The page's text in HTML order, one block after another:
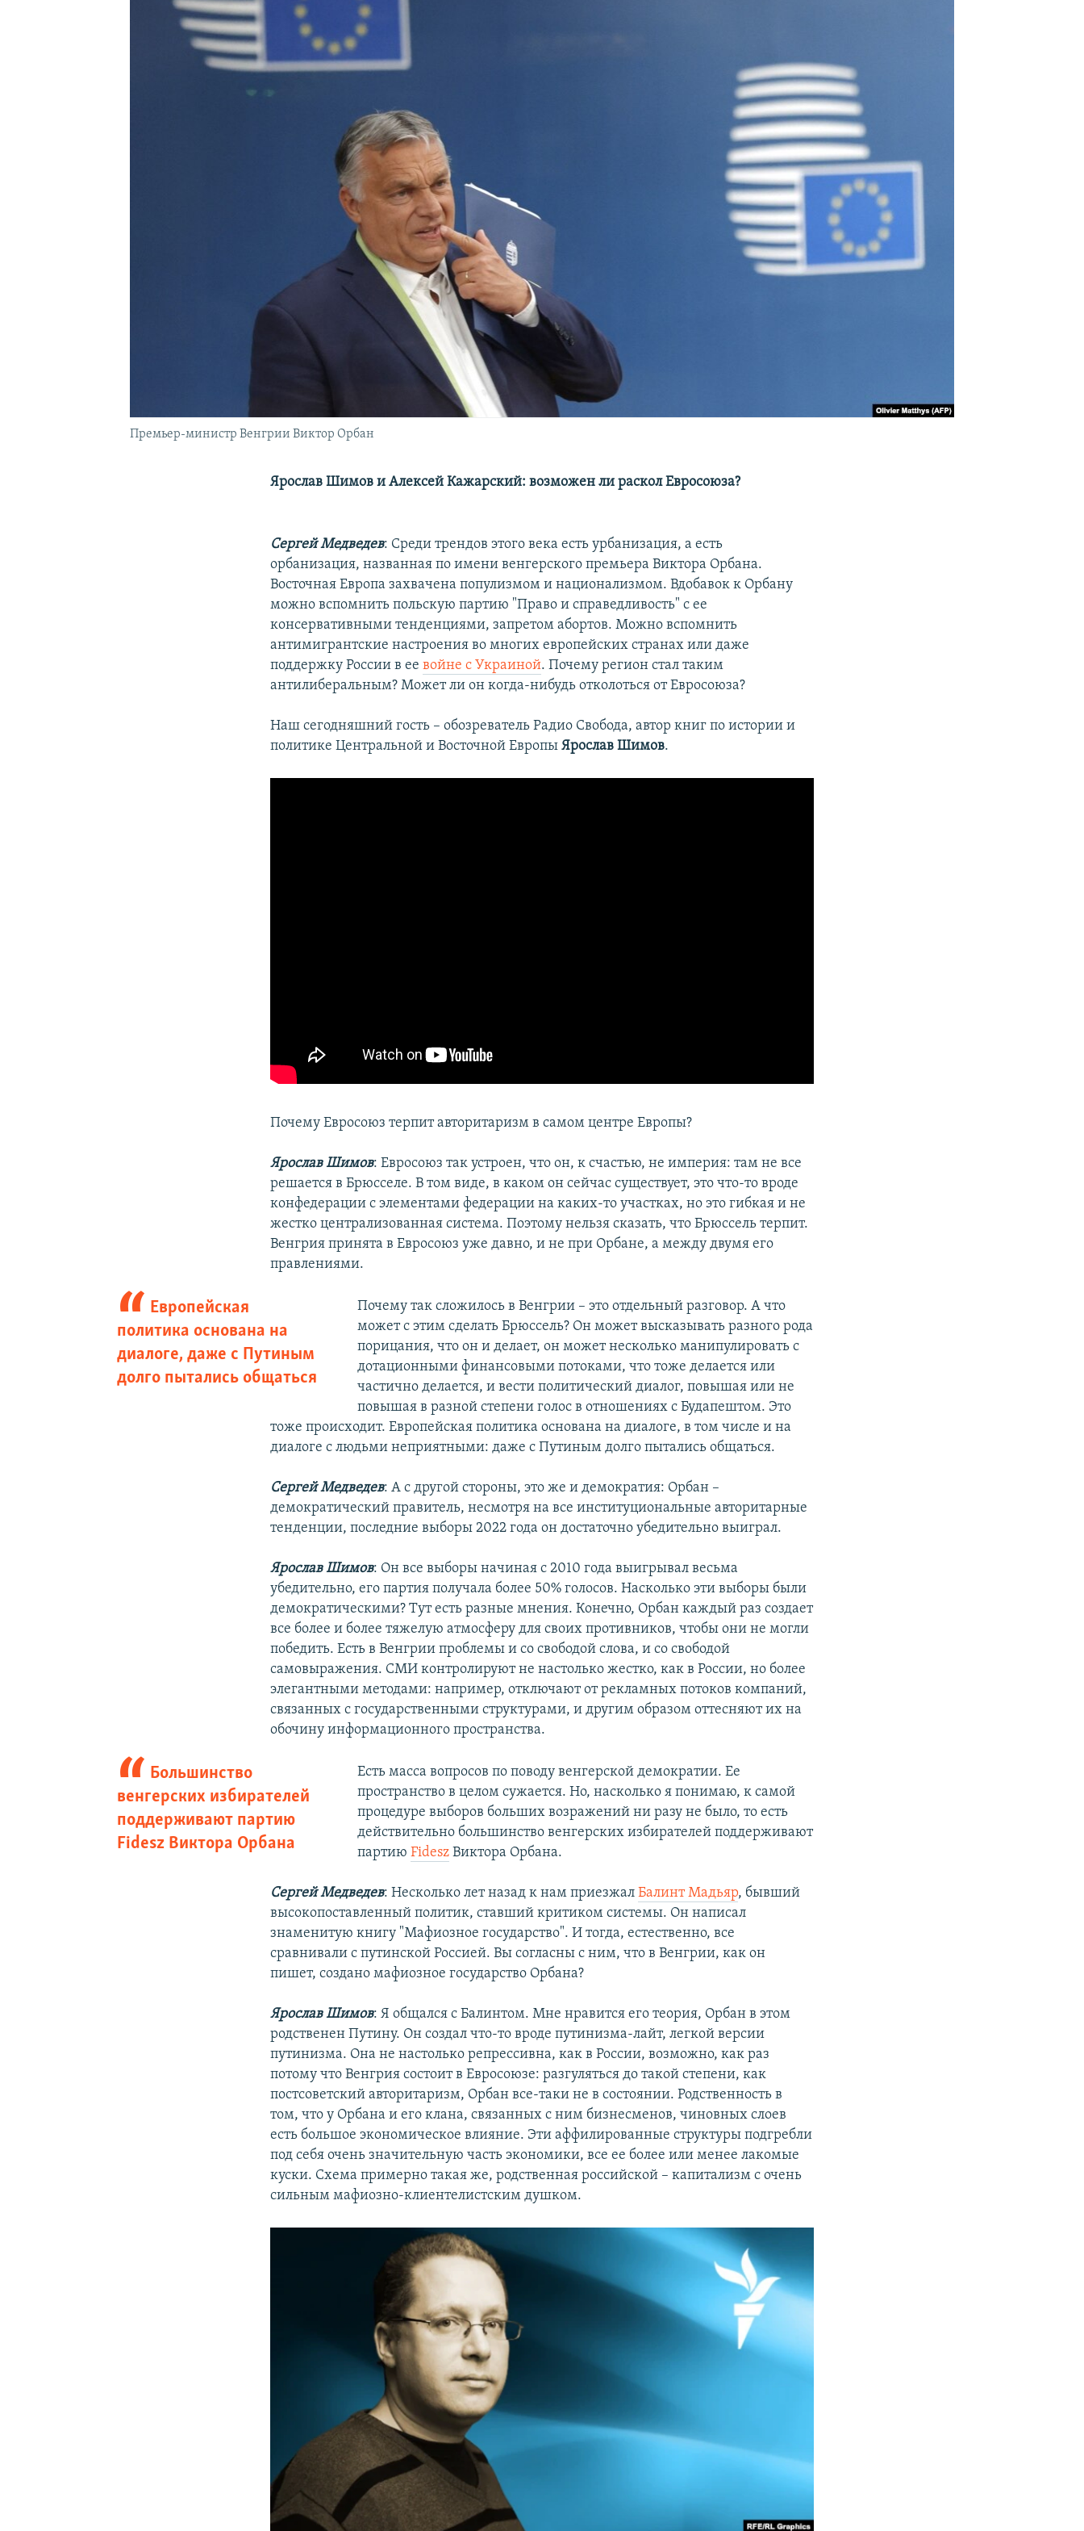
ПОДПИШИТЕСЬ НА РАССЫЛКУ
Премьер-министр Венгрии Виктор Орбан
Ярослав Шимов и Алексей Кажарский: возможен ли раскол Евросоюза?
Сергей Медведев: Среди трендов этого века есть урбанизация, а есть
орбанизация, названная по имени венгерского премьера Виктора Орбана.
Восточная Европа захвачена популизмом и национализмом. Вдобавок к Орбану
можно вспомнить польскую партию "Право и справедливость" с ее
консервативными тенденциями, запретом абортов. Можно вспомнить
антимигрантские настроения во многих европейских странах или даже
поддержку России в еевойне с Украиной. Почему регион стал таким
антилиберальным? Может ли он когда-нибудь отколоться от Евросоюза?
Наш сегодняшний гость – обозреватель Радио Свобода, автор книг по истории и
политике Центральной и Восточной ЕвропыЯрослав Шимов.
Почему Евросоюз терпит авторитаризм в самом центре Европы?
Ярослав Шимов: Евросоюз так устроен, что он, к счастью, не империя: там не все
решается в Брюсселе. В том виде, в каком он сейчас существует, это что-то вроде
конфедерации с элементами федерации на каких-то участках, но это гибкая и не
жестко централизованная система. Поэтому нельзя сказать, что Брюссель терпит.
Венгрия принята в Евросоюз уже давно, и не при Орбане, а между двумя его
правлениями.
Европейская
политика основана на
диалоге, даже с Путиным
долго пытались общаться
Почему так сложилось в Венгрии – это отдельный разговор. А что
может с этим сделать Брюссель? Он может высказывать разного рода
порицания, что он и делает, он может несколько манипулировать с
дотационными финансовыми потоками, что тоже делается или
частично делается, и вести политический диалог, повышая или не
повышая в разной степени голос в отношениях с Будапештом. Это
тоже происходит. Европейская политика основана на диалоге, в том числе и на
диалоге с людьми неприятными: даже с Путиным долго пытались общаться.
Сергей Медведев: А с другой стороны, это же и демократия: Орбан –
демократический правитель, несмотря на все институциональные авторитарные
тенденции, последние выборы 2022 года он достаточно убедительно выиграл.
Ярослав Шимов: Он все выборы начиная с 2010 года выигрывал весьма
убедительно, его партия получала более 50% голосов. Насколько эти выборы были
демократическими? Тут есть разные мнения. Конечно, Орбан каждый раз создает
все более и более тяжелую атмосферу для своих противников, чтобы они не могли
победить. Есть в Венгрии проблемы и со свободой слова, и со свободой
самовыражения. СМИ контролируют не настолько жестко, как в России, но более
элегантными методами: например, отключают от рекламных потоков компаний,
связанных с государственными структурами, и другим образом оттесняют их на
обочину информационного пространства.
Большинство
венгерских избирателей
поддерживают партию
Fidesz Виктора Орбана
Есть масса вопросов по поводу венгерской демократии. Ее
пространство в целом сужается. Но, насколько я понимаю, к самой
процедуре выборов больших возражений ни разу не было, то есть
действительно большинство венгерских избирателей поддерживают
партию FideszВиктора Орбана.
Сергей Медведев: Несколько лет назад к нам приезжалБалинт Мадьяр, бывший
высокопоставленный политик, ставший критиком системы. Он написал
знаменитую книгу "Мафиозное государство". И тогда, естественно, все
сравнивали с путинской Россией. Вы согласны с ним, что в Венгрии, как он
пишет, создано мафиозное государство Орбана?
Ярослав Шимов: Я общался с Балинтом. Мне нравится его теория, Орбан в этом
родственен Путину. Он создал что-то вроде путинизма-лайт, легкой версии
путинизма. Она не настолько репрессивна, как в России, возможно, как раз
потому что Венгрия состоит в Евросоюзе: разгуляться до такой степени, как
постсоветский авторитаризм, Орбан все-таки не в состоянии. Родственность в
том, что у Орбана и его клана, связанных с ним бизнесменов, чиновных слоев
есть большое экономическое влияние. Эти аффилированные структуры подгребли
под себя очень значительную часть экономики, все ее более или менее лакомые
куски. Схема примерно такая же, родственная российской – капитализм с очень
сильным мафиозно-клиентелистским душком.